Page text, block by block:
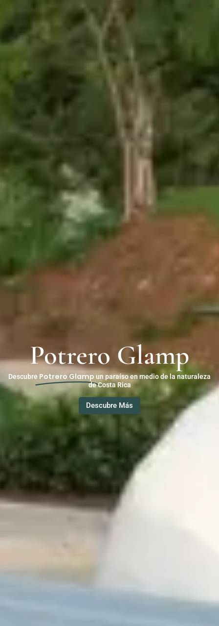
Potrero Glamp
Descubre Potrero Glamp un paraíso en medio de la naturaleza
de Costa Rica
Descubre Más